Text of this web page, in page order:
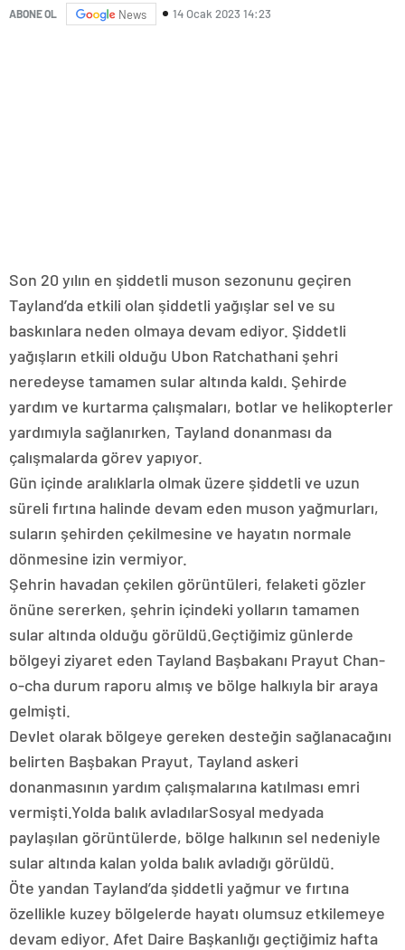
ABONE OL News 14 Ocak 2023 14:23
Son 20 yılın en şiddetli muson sezonunu geçiren
Tayland’da etkili olan şiddetli yağışlar sel ve su
baskınlara neden olmaya devam ediyor. Şiddetli
yağışların etkili olduğu Ubon Ratchathani şehri
neredeyse tamamen sular altında kaldı. Şehirde
yardım ve kurtarma çalışmaları, botlar ve helikopterler
yardımıyla sağlanırken, Tayland donanması da
çalışmalarda görev yapıyor.
Gün içinde aralıklarla olmak üzere şiddetli ve uzun
süreli fırtına halinde devam eden muson yağmurları,
suların şehirden çekilmesine ve hayatın normale
dönmesine izin vermiyor.
Şehrin havadan çekilen görüntüleri, felaketi gözler
önüne sererken, şehrin içindeki yolların tamamen
sular altında olduğu görüldü.Geçtiğimiz günlerde
bölgeyi ziyaret eden Tayland Başbakanı Prayut Chan-
o-cha durum raporu almış ve bölge halkıyla bir araya
gelmişti.
Devlet olarak bölgeye gereken desteğin sağlanacağını
belirten Başbakan Prayut, Tayland askeri
donanmasının yardım çalışmalarına katılması emri
vermişti.Yolda balık avladılarSosyal medyada
paylaşılan görüntülerde, bölge halkının sel nedeniyle
sular altında kalan yolda balık avladığı görüldü.
Öte yandan Tayland’da şiddetli yağmur ve fırtına
özellikle kuzey bölgelerde hayatı olumsuz etkilemeye
devam ediyor. Afet Daire Başkanlığı geçtiğimiz hafta